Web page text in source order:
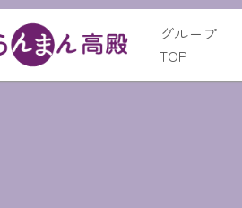
グループ
TOP